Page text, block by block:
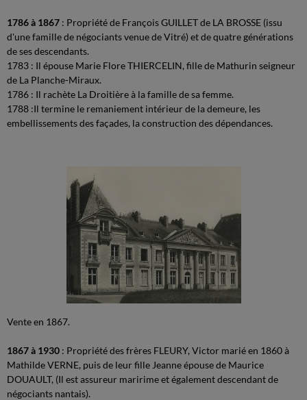
1786 à 1867 : Propriété de François GUILLET de LA BROSSE (issu
d'une famille de négociants venue de Vitré) et de quatre générations
de ses descendants.
1783 : Il épouse Marie Flore THIERCELIN, fille de Mathurin seigneur
de La Planche-Miraux.
1786 : Il rachète La Droitière à la famille de sa femme.
1788 :Il termine le remaniement intérieur de la demeure, les
embellissements des façades, la construction des dépendances.
Vente en 1867.
1867 à 1930 : Propriété des frères FLEURY, Victor marié en 1860 à
Mathilde VERNE, puis de leur fille Jeanne épouse de Maurice
DOUAULT, (Il est assureur maririme et également descendant de
négociants nantais).